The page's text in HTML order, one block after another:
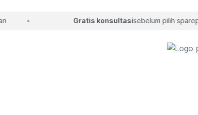
Gratis konsultasisebelum pilih